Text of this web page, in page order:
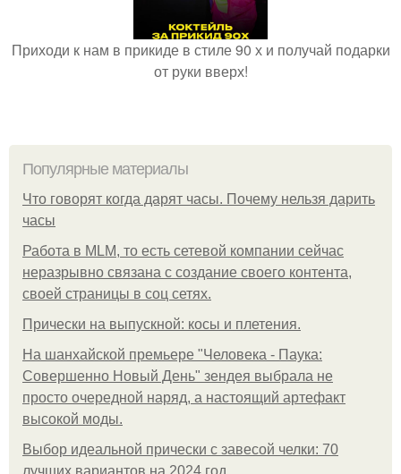
Приходи к нам в прикиде в стиле 90 х и получай подарки
от руки вверх!
Популярные материалы
Что говорят когда дарят часы. Почему нельзя дарить
часы
Работа в MLM, то есть сетевой компании сейчас
неразрывно связана с создание своего контента,
своей страницы в соц сетях.
Прически на выпускной: косы и плетения.
На шанхайской премьере "Человека - Паука:
Совершенно Новый День" зендея выбрала не
просто очередной наряд, а настоящий артефакт
высокой моды.
Выбор идеальной прически с завесой челки: 70
лучших вариантов на 2024 год